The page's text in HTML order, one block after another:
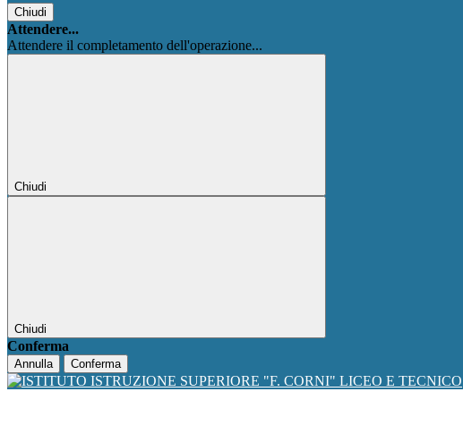
Chiudi
Attendere...
Attendere il completamento dell'operazione...
Chiudi
Chiudi
Conferma
Annulla Conferma